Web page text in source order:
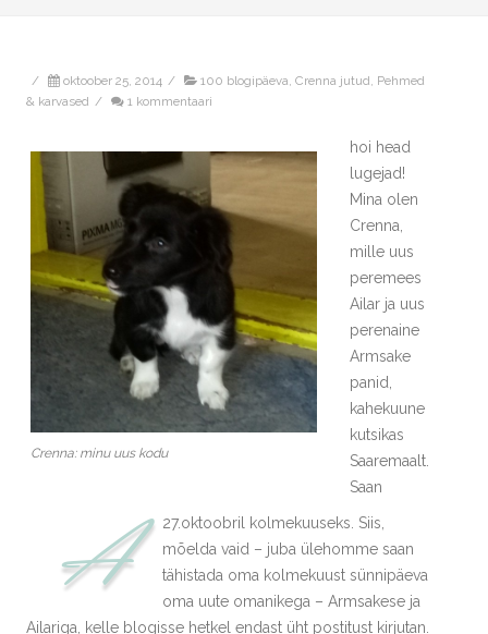
/ oktoober 25, 2014 / 100 blogipäeva, Crenna jutud, Pehmed
& karvased / 1 kommentaari
Crenna: minu uus kodu
A
hoi head
lugejad!
Mina olen
Crenna,
mille uus
peremees
Ailar ja uus
perenaine
Armsake
panid,
kahekuune
kutsikas
Saaremaalt.
Saan
27.oktoobril kolmekuuseks. Siis,
mõelda vaid – juba ülehomme saan
tähistada oma kolmekuust sünnipäeva
oma uute omanikega – Armsakese ja
Ailariga, kelle blogisse hetkel endast üht postitust kirjutan.